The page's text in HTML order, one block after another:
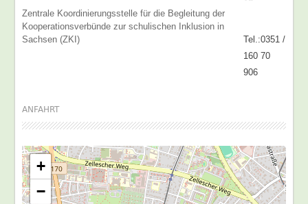
Zentrale Koordinierungsstelle für die Begleitung der
Kooperationsverbünde zur schulischen Inklusion in
Sachsen (ZKI)
Tel.:0351 /
160 70
906
ANFAHRT
+
−